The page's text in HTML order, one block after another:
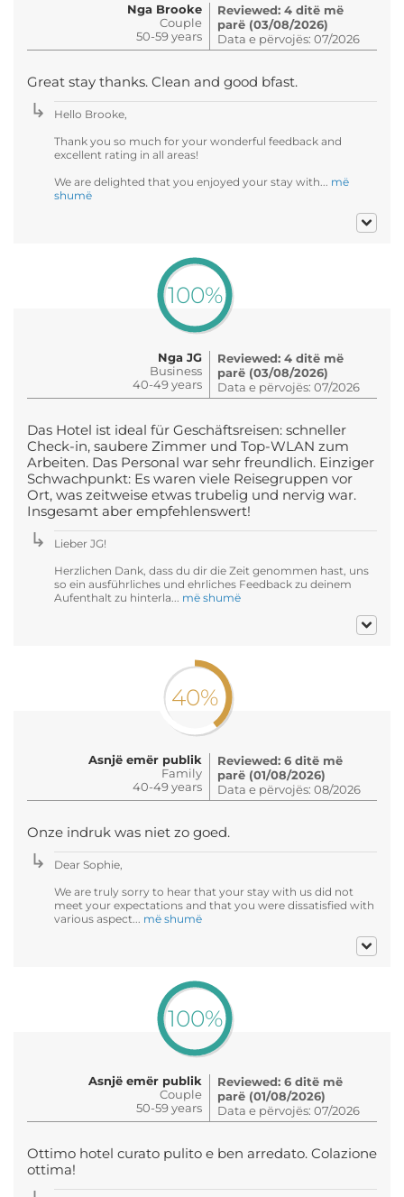
Nga Brooke
Couple
50-59 years
Reviewed: 4 ditë më
parë (03/08/2026)
Data e përvojës: 07/2026
Great stay thanks. Clean and good bfast.
Hello Brooke,
Thank you so much for your wonderful feedback and
excellent rating in all areas!
We are delighted that you enjoyed your stay with... më
shumë
100%
Nga JG
Business
40-49 years
Reviewed: 4 ditë më
parë (03/08/2026)
Data e përvojës: 07/2026
Das Hotel ist ideal für Geschäftsreisen: schneller
Check-in, saubere Zimmer und Top-WLAN zum
Arbeiten. Das Personal war sehr freundlich. Einziger
Schwachpunkt: Es waren viele Reisegruppen vor
Ort, was zeitweise etwas trubelig und nervig war.
Insgesamt aber empfehlenswert!
Lieber JG!
Herzlichen Dank, dass du dir die Zeit genommen hast, uns
so ein ausführliches und ehrliches Feedback zu deinem
Aufenthalt zu hinterla... më shumë
40%
Asnjë emër publik
Family
40-49 years
Reviewed: 6 ditë më
parë (01/08/2026)
Data e përvojës: 08/2026
Onze indruk was niet zo goed.
Dear Sophie,
We are truly sorry to hear that your stay with us did not
meet your expectations and that you were dissatisfied with
various aspect... më shumë
100%
Asnjë emër publik
Couple
50-59 years
Reviewed: 6 ditë më
parë (01/08/2026)
Data e përvojës: 07/2026
Ottimo hotel curato pulito e ben arredato. Colazione
ottima!